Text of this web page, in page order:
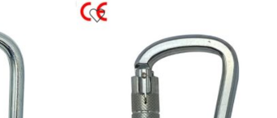
ДОДАТИ В КОШИК